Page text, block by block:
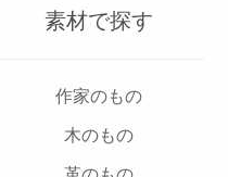
素材で探す
作家のもの
木のもの